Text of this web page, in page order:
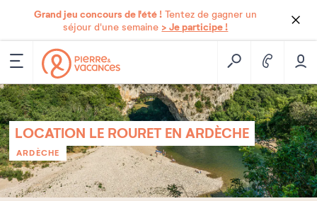
Grand jeu concours de l'été ! Tentez de gagner un
séjour d'une semaine > Je participe !
LOCATION LE ROURET EN ARDÈCHE
ARDÈCHE